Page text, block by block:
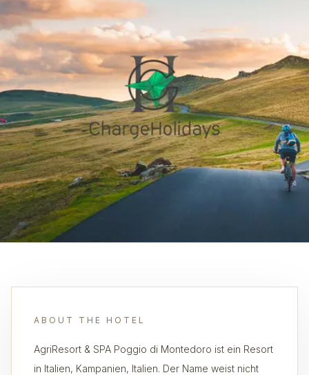
ABOUT THE HOTEL
AgriResort & SPA Poggio di Montedoro ist ein Resort
in Italien, Kampanien, Italien. Der Name weist nicht